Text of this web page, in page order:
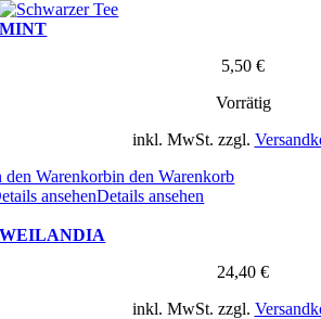
MINT
5,50 €
Vorrätig
inkl. MwSt. zzgl.
den Warenkorbin den Warenkorb
ansehenDetails ansehen
WEILANDIA
24,40 €
inkl. MwSt. zzgl.